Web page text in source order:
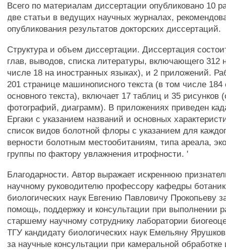
Всего по материалам диссертации опубликовано 10
две статьи в ведущих научных журналах,
опубликования результатов докторских диссертаций.
Структура и объем диссертации. Диссертация
глав, выводов, списка литературы, включающего 312
числе 18 на иностранных языках), и 2 приложений.
201 странице машинописного текста (в том числе
основного текста), включает 17 таблиц и 35 рисунков
фотографий, диаграмм). В приложениях приведен
Ергаки с указанием названий и основных
список видов болотной флоры с указанием для
верности болотным местообитаниям, типа ареала,
группы по фактору увлажнения итрофности. '
Благодарности. Автор выражает искреннюю
научному руководителю профессору кафедры
биологических наук Евгению Павловичу Прокопьеву
помощь, поддержку и консультации при выполнении
старшему научному сотруднику лаборатории
ТГУ кандидату биологических наук Емельяну
за научные консультации при камеральной